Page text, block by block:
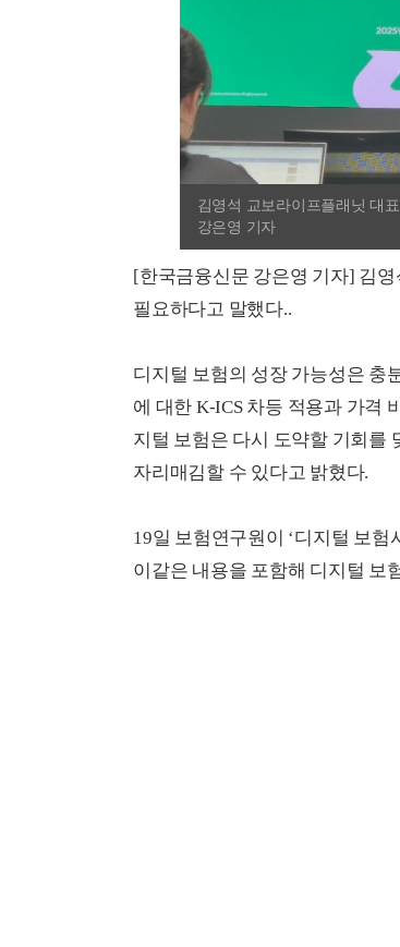
김영석 교보라이프플래닛 대
강은영 기자
[한국금융신문 강은영 기자] 김
필요하다고 말했다..
디지털 보험의 성장 가능성은 충
에 대한 K-ICS 차등 적용과 가격
지털 보험은 다시 도약할 기회를
자리매김할 수 있다고 밝혔다.
19일 보험연구원이 ‘디지털 보
이같은 내용을 포함해 디지털 보